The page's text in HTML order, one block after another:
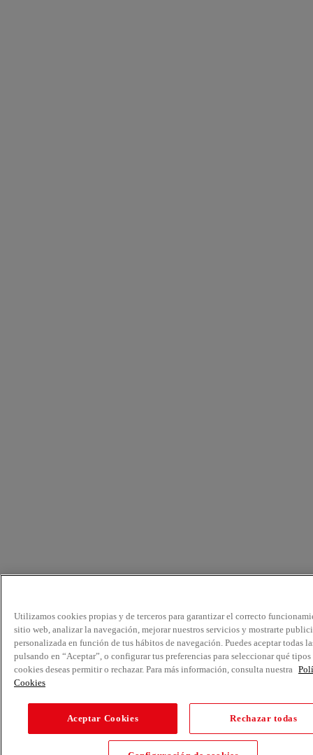
Utilizamos cookies propias y de terceros para garantizar el correcto
sitio web, analizar la navegación, mejorar nuestros servicios y mostrarte
personalizada en función de tus hábitos de navegación. Puedes aceptar todas
pulsando en “Aceptar”, o configurar tus preferencias para seleccionar qué tipos
cookies deseas permitir o rechazar. Para más información, consulta nuestra
Cookies
Aceptar Cookies Rechazar todas